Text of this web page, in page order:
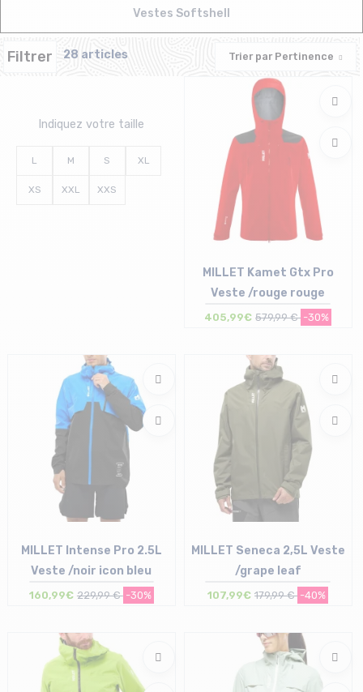
Vestes Softshell
Filtrer 28 articles Trier par Pertinence
Indiquez votre taille
L M S XL
XS XXL XXS
XL
MILLET Kamet Gtx Pro
Veste /rouge rouge
405,99€ 579,99 € -30%
S
MILLET Intense Pro 2.5L
Veste /noir icon bleu
160,99€ 229,99 € -30%
M | XL
MILLET Seneca 2,5L Veste
/grape leaf
107,99€ 179,99 € -40%